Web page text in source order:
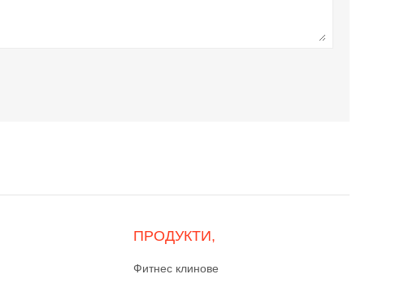
ПРОДУКТИ,
Фитнес клинове